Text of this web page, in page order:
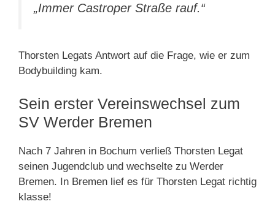
„Immer Castroper Straße rauf.“
Thorsten Legats Antwort auf die Frage, wie er zum
Bodybuilding kam.
Sein erster Vereinswechsel zum
SV Werder Bremen
Nach 7 Jahren in Bochum verließ Thorsten Legat
seinen Jugendclub und wechselte zu Werder
Bremen. In Bremen lief es für Thorsten Legat richtig
klasse!